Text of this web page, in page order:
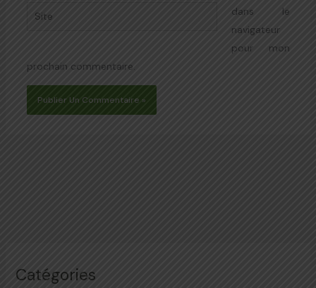
Site
dans le
navigateur
pour mon
prochain commentaire.
Catégories